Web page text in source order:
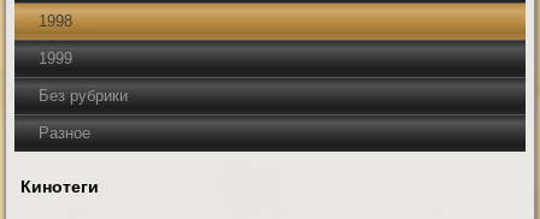
1998
1999
Без рубрики
Разное
Кинотеги